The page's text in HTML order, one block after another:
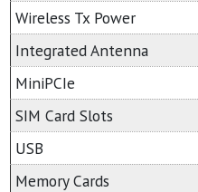
Wireless Tx Power
Integrated Antenna
MiniPCIe
SIM Card Slots
USB
Memory Cards